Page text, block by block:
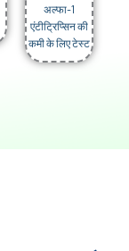
अल्फा-1
एंटीट्रिप्सिन की
कमी के लिए टेस्ट